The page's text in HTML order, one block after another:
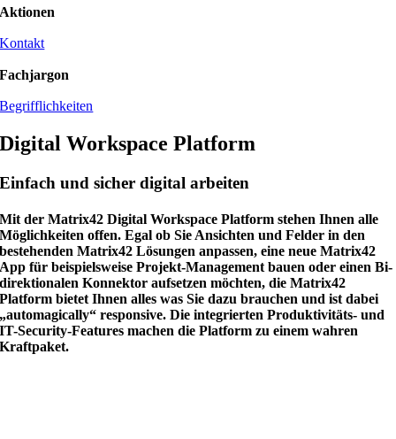
Aktionen
Kontakt
Fachjargon
Begrifflichkeiten
Digital Workspace Platform
Einfach und sicher digital arbeiten
Mit der Matrix42 Digital Workspace Platform stehen Ihnen alle
Möglichkeiten offen. Egal ob Sie Ansichten und Felder in den
bestehenden Matrix42 Lösungen anpassen, eine neue Matrix42
App für beispielsweise Projekt-Management bauen oder einen Bi-
direktionalen Konnektor aufsetzen möchten, die Matrix42
Platform bietet Ihnen alles was Sie dazu brauchen und ist dabei
„automagically“ responsive. Die integrierten Produktivitäts- und
IT-Security-Features machen die Platform zu einem wahren
Kraftpaket.